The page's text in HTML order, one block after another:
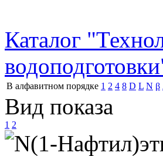
Каталог
В алфавитном порядке 1 2 4 8 D L N β
Вид показа
1 2